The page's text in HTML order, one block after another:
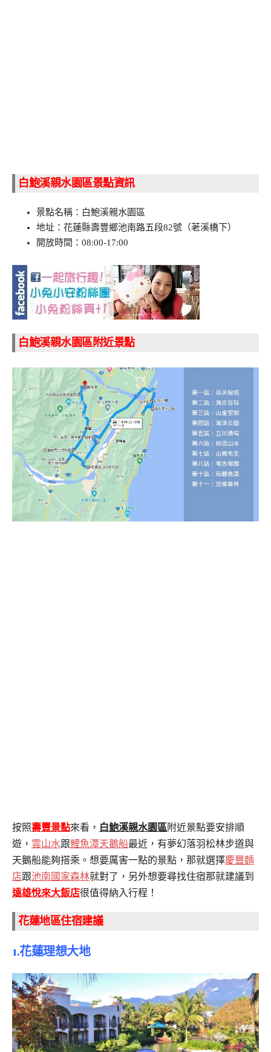
白鮑溪親水園區景點資訊
景點名稱：白鮑溪親水園區
地址：花蓮縣壽豐鄉池南路五段82號（荖溪橋下）
開放時間：08:00-17:00
白鮑溪親水園區附近景點
按照壽豐景點來看， 白鮑溪親水園區 附近景點要安排順
遊， 雲山水跟鯉魚潭天鵝船最近，有夢幻落羽松林步道與
天鵝船能夠搭乘。 想要厲害一點的景點，那就選擇慶豐麵
店跟池南國家森林就對了，另外想要尋找住宿那就建議到
遠雄悅來大飯店很值得納入行程！
花蓮地區住宿建議
1.花蓮理想大地